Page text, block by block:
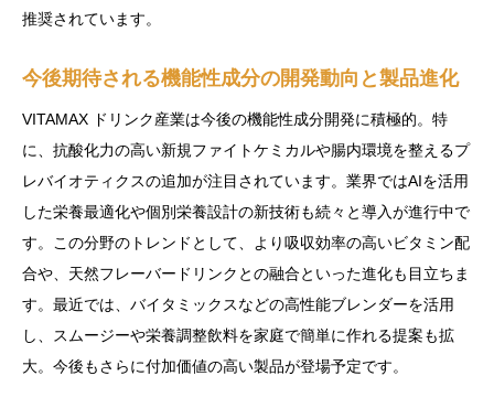
推奨されています。
今後期待される機能性成分の開発動向と製品進化
VITAMAX ドリンク産業は今後の機能性成分開発に積極的。特
に、抗酸化力の高い新規ファイトケミカルや腸内環境を整えるプ
レバイオティクスの追加が注目されています。業界ではAIを活用
した栄養最適化や個別栄養設計の新技術も続々と導入が進行中で
す。この分野のトレンドとして、より吸収効率の高いビタミン配
合や、天然フレーバードリンクとの融合といった進化も目立ちま
す。最近では、バイタミックスなどの高性能ブレンダーを活用
し、スムージーや栄養調整飲料を家庭で簡単に作れる提案も拡
大。今後もさらに付加価値の高い製品が登場予定です。